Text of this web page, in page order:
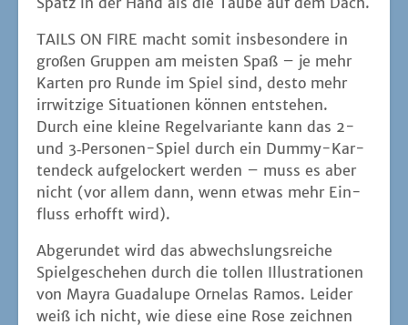
von May­ra Gua­d­a­lu­pe Orn­elas Ramos. Lei­der
weiß ich nicht, wie die­se eine Rose zeich­nen
wür­de. Scha­de, denn TAILS ON FIRE erhält von
mir eine!
beein­druckt gestal­te­te
Karten
heiß begehr­tes Feuer